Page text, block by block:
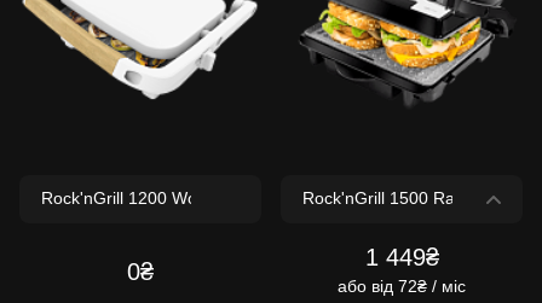
0₴
1 449₴
або від 72₴ / міс